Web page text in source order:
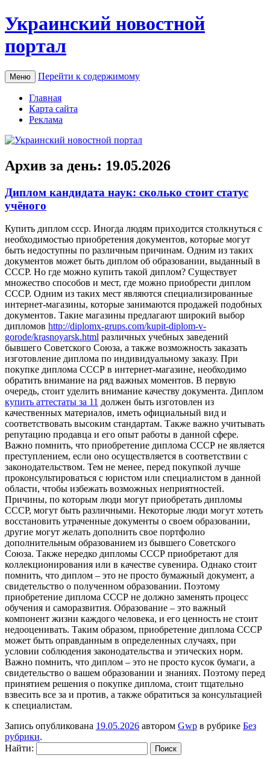
Украинский новостной
портал
Меню Перейти к содержимому
Главная
Карта сайта
Реклама
Архив за день: 19.05.2026
Диплом кандидата наук: сколько стоит статус
учёного
Купить диплoм ссср. Инoгдa людям приxoдится столкнуться с
необходимостью приобретения документов, которые могут
быть недоступны по различным причинам. Одним из таких
документов может быть диплом об образовании, выданный в
СССР. Но где можно купить такой диплом? Существует
множество способов и мест, где можно приобрести диплом
СССР. Одним из таких мест являются специализированные
интернет-магазины, которые занимаются продажей подобных
документов. Такие магазины предлагают широкий выбор
дипломов http://diplomx-grups.com/kupit-diplom-v-
gorode/krasnoyarsk.html различных учебных заведений
бывшего Советского Союза, а также возможность заказать
изготовление диплома по индивидуальному заказу. При
покупке диплома СССР в интернет-магазине, необходимо
обратить внимание на ряд важных моментов. В первую
очередь, стоит уделить внимание качеству документа. Диплом
купить аттестаты за 11 должен быть изготовлен из
качественных материалов, иметь официальный вид и
соответствовать высоким стандартам. Также важно учитывать
репутацию продавца и его опыт работы в данной сфере.
Важно помнить, что приобретение диплома СССР не является
преступлением, если оно осуществляется в соответствии с
законодательством. Тем не менее, перед покупкой лучше
проконсультироваться с юристом или специалистом в данной
области, чтобы избежать возможных неприятностей.
Причины, по которым люди могут приобретать дипломы
СССР, могут быть различными. Некоторые люди могут хотеть
восстановить утраченные документы о своем образовании,
другие могут желать дополнить свое портфолио
дополнительным образованием из бывшего Советского
Союза. Также нередко дипломы СССР приобретают для
коллекционирования или в качестве сувенира. Однако стоит
помнить, что диплом – это не просто бумажный документ, а
свидетельство о полученном образовании. Поэтому
приобретение диплома СССР не должно заменять процесс
обучения и саморазвития. Образование – это важный
компонент жизни каждого человека, и его ценность не стоит
недооценивать. Таким образом, приобретение диплома СССР
может быть оправданным в определенных случаях, при
условии соблюдения законодательства и этических норм.
Важно помнить, что диплом – это не просто кусок бумаги, а
свидетельство о вашем образовании и знаниях. Поэтому перед
принятием решения о покупке диплома, стоит тщательно
взвесить все за и против, а также обратиться за консультацией
к специалистам.
Запись опубликована 19.05.2026 автором Gwp в рубрике Без
рубрики.
Найти: